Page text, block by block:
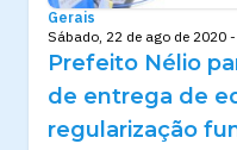
Gerais
Sábado, 22 de ago de 2020
Prefeito Nélio
de entrega de
regularização